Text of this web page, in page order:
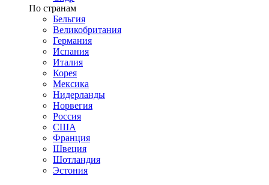
По странам
Бельгия
Великобритания
Германия
Испания
Италия
Корея
Мексика
Нидерланды
Норвегия
Россия
США
Франция
Швеция
Шотландия
Эстония